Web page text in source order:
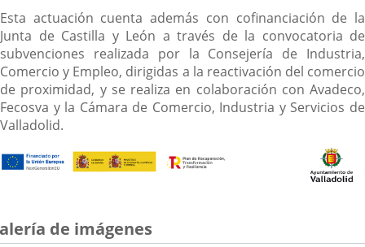
aplicación
externa.
Esta actuación cuenta además con cofinanciación de la
Junta de Castilla y León a través de la convocatoria de
subvenciones realizada por la Consejería de Industria,
Comercio y Empleo, dirigidas a la reactivación del comercio
de proximidad, y se realiza en colaboración con Avadeco,
Fecosva y la Cámara de Comercio, Industria y Servicios de
Valladolid.
de imágenes